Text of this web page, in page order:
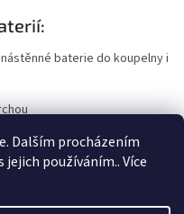
Dalším procházením
používáním.. Více
baterie do koupelny i